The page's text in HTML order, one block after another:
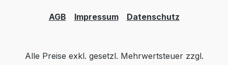
AGB Impressum Datenschutz
Alle Preise exkl. gesetzl. Mehrwertsteuer zzgl.